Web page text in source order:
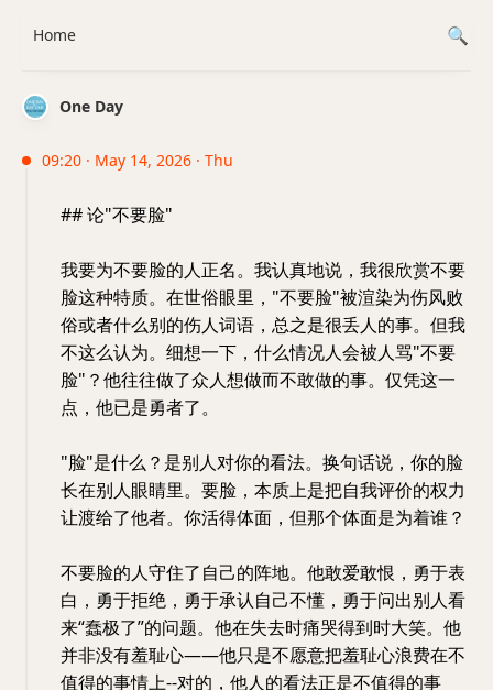
One Day
09:20 · May 14, 2026 · Thu
## 论"不要脸"
我要为不要脸的人正名。我认真地说，我很欣赏不要
脸这种特质。在世俗眼里，"不要脸"被渲染为伤风败
俗或者什么别的伤人词语，总之是很丢人的事。但我
不这么认为。细想一下，什么情况人会被人骂"不要
脸"？他往往做了众人想做而不敢做的事。仅凭这一
点，他已是勇者了。
"脸"是什么？是别人对你的看法。换句话说，你的脸
长在别人眼睛里。要脸，本质上是把自我评价的权力
让渡给了他者。你活得体面，但那个体面是为着谁？
不要脸的人守住了自己的阵地。他敢爱敢恨，勇于表
白，勇于拒绝，勇于承认自己不懂，勇于问出别人看
来“蠢极了”的问题。他在失去时痛哭得到时大笑。他
并非没有羞耻心——他只是不愿意把羞耻心浪费在不
值得的事情上--对的，他人的看法正是不值得的事
Home